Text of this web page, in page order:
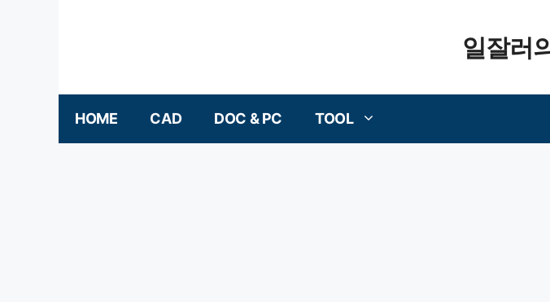
일잘러
HOME CAD DOC & PC TOOL